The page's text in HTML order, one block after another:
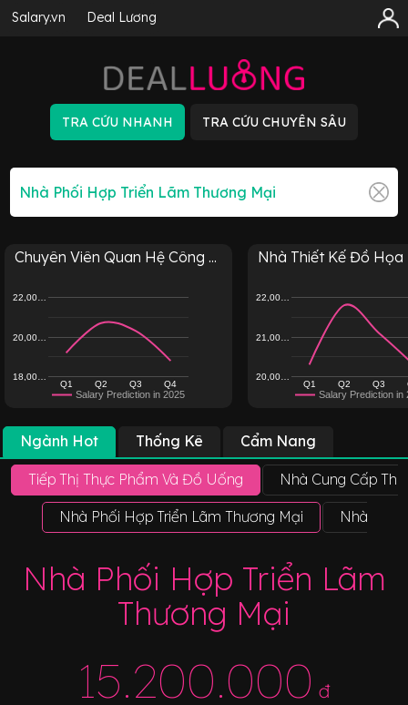
Salary.vn Deal Lương
Chuyên Viên Quan Hệ Công ...
Salary Prediction in 2025
Q1 Q2 Q3 Q4
18,00…
20,00…
22,00…
Nhà Thiết Kế Đồ Họa
Salary Prediction in
Q1 Q2 Q3
20,00…
21,00…
22,00…
Ngành Hot Thống Kê Cẩm Nang
Tiếp Thị Thực Phẩm Và Đồ Uống Nhà Cung Cấp
Nhà Phối Hợp Triển Lãm Thương Mại Nhà Phối
Nhà Phối Hợp Triển Lãm
Thương Mại
15.200.000 đ